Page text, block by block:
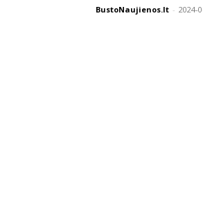
BustoNaujienos.lt - 2024-